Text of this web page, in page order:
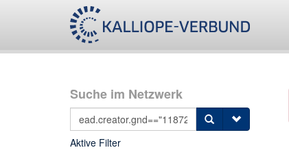
Suche im Netzwerk
Aktive Filter